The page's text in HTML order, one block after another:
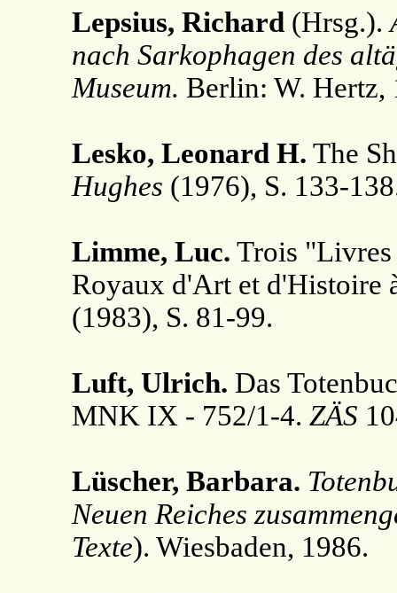
Lepsius, Richard(Hrsg.).
nach Sarkophagen des
Museum. Berlin: W. Hertz,
Lesko, Leonard H. The
Hughes (1976), S. 133-
Limme, Luc. Trois "Livres
Royaux d'Art et d'Histoire
(1983), S. 81-99.
Luft, Ulrich. Das
MNK IX - 752/1-4. ZÄS
Lüscher, Barbara.
Neuen Reiches
Texte). Wiesbaden, 1986.